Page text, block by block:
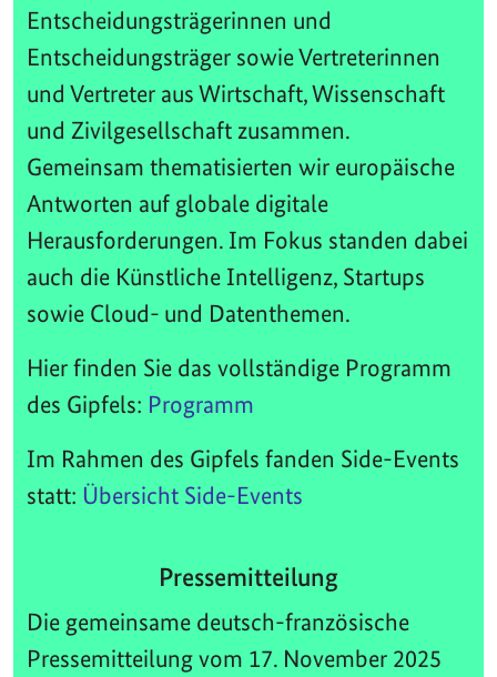
Entscheidungsträgerinnen und
Entscheidungsträger sowie Vertreterinnen
und Vertreter aus Wirtschaft, Wissenschaft
und Zivilgesellschaft zusammen.
Gemeinsam thematisierten wir europäische
Antworten auf globale digitale
Herausforderungen. Im Fokus standen dabei
auch die Künstliche Intelligenz, Startups
sowie Cloud- und Datenthemen.
Hier finden Sie das vollständige Programm
des Gipfels: Programm
Im Rahmen des Gipfels fanden Side-Events
statt: Übersicht Side-Events
Pressemitteilung
Die gemeinsame deutsch-französische
Pressemitteilung vom 17. November 2025